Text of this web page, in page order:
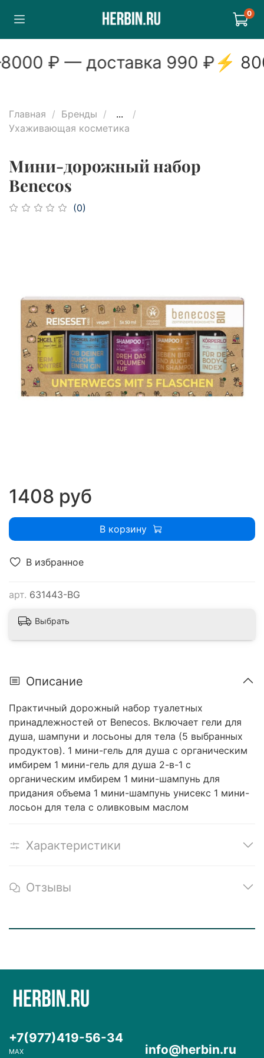
0
₽ — доставка990₽⚡
Главная Бренды
...
Ухаживающая косметика
Мини-дорожный набор
Benecos
(0)
В избранное
арт. 631443-BG
1408 руб
В корзину
Выбрать
Описание
Практичный дорожный набор туалетных
принадлежностей от Benecos. Включает гели для
душа, шампуни и лосьоны для тела (5 выбранных
продуктов). 1 мини-гель для душа с органическим
имбирем 1 мини-гель для душа 2-в-1 с
органическим имбирем 1 мини-шампунь для
придания объема 1 мини-шампунь унисекс 1 мини-
лосьон для тела с оливковым маслом
Характеристики
Отзывы
+7(977)419-56-34
MAX info@herbin.ru